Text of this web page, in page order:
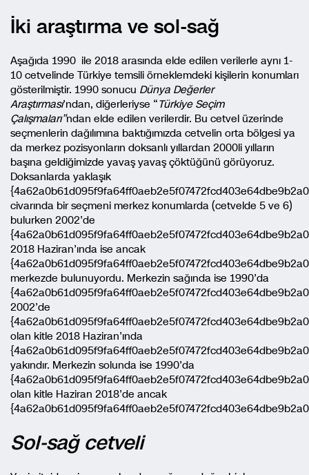
İki araştırma ve sol-sağ
Aşağıda 1990 ile 2018 arasında elde edilen verilerle aynı 1-
10 cetvelinde Türkiye temsili örneklemdeki kişilerin konumları
gösterilmiştir. 1990 sonucu Dünya Değerler
Araştırması’ndan, diğerleriyse “Türkiye Seçim
Çalışmaları”ndan elde edilen verilerdir. Bu cetvel üzerinde
seçmenlerin dağılımına baktığımızda cetvelin orta bölgesi ya
da merkez pozisyonların doksanlı yıllardan 2000li yılların
başına geldiğimizde yavaş yavaş çöktüğünü görüyoruz.
Doksanlarda yaklaşık
civarında bir seçmeni merkez konumlarda (cetvelde 5 ve 6)
bulurken 2002’de
2018 Haziran’ında ise ancak
merkezde bulunuyordu. Merkezin sağında ise 1990’da
2002’de
olan kitle 2018 Haziran’ında
yakındır. Merkezin solunda ise 1990’da
olan kitle Haziran 2018’de ancak
Sol-sağ cetveli